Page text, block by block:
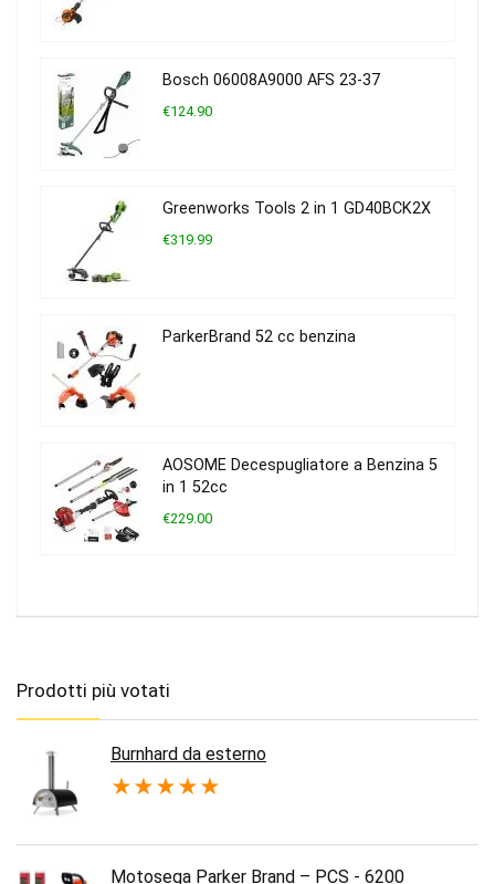
Bosch 06008A9000 AFS 23-37
€124.90
Greenworks Tools 2 in 1 GD40BCK2X
€319.99
ParkerBrand 52 cc benzina
AOSOME Decespugliatore a Benzina 5
in 1 52cc
€229.00
Prodotti più votati
Burnhard da esterno
★★★★★
Motosega Parker Brand – PCS - 6200